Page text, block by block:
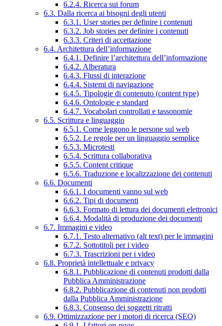
6.2.4. Ricerca sui forum
6.3. Dalla ricerca ai bisogni degli utenti
6.3.1. User stories per definire i contenuti
6.3.2. Job stories per definire i contenuti
6.3.3. Criteri di accettazione
6.4. Architettura dell’informazione
6.4.1. Definire l’architettura dell’informazione
6.4.2. Alberatura
6.4.3. Flussi di interazione
6.4.4. Sistemi di navigazione
6.4.5. Tipologie di contenuto (content type)
6.4.6. Ontologie e standard
6.4.7. Vocabolari controllati e tassonomie
6.5. Scrittura e linguaggio
6.5.1. Come leggono le persone sul web
6.5.2. Le regole per un linguaggio semplice
6.5.3. Microtesti
6.5.4. Scrittura collaborativa
6.5.5. Content critique
6.5.6. Traduzione e localizzazione dei contenuti
6.6. Documenti
6.6.1. I documenti vanno sul web
6.6.2. Tipi di documenti
6.6.3. Formato di lettura dei documenti elettronici
6.6.4. Modalità di produzione dei documenti
6.7. Immagini e video
6.7.1. Testo alternativo (alt text) per le immagini
6.7.2. Sottotitoli per i video
6.7.3. Trascrizioni per i video
6.8. Proprietà intellettuale e privacy
6.8.1. Pubblicazione di contenuti prodotti dalla
Pubblica Amministrazione
6.8.2. Pubblicazione di contenuti non prodotti
dalla Pubblica Amministrazione
6.8.3. Consenso dei soggetti ritratti
6.9. Ottimizzazione per i motori di ricerca (SEO)